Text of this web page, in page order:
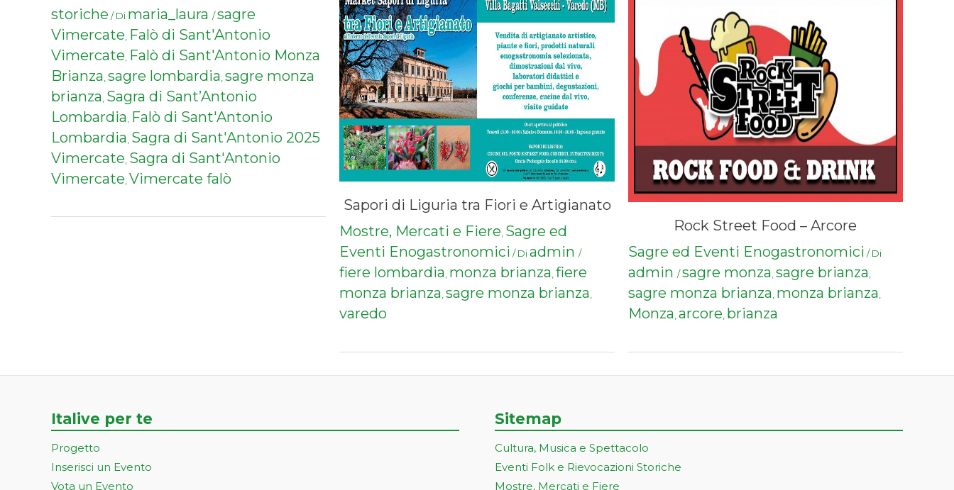
storiche / Di maria_laura / sagre
Vimercate Falò di Sant'Antonio
Vimercate Falò di Sant'Antonio Monza
Brianza sagre lombardia sagre monza
brianza Sagra di Sant’Antonio
Lombardia Falò di Sant'Antonio
Lombardia Sagra di Sant'Antonio 2025
Vimercate Sagra di Sant'Antonio
Vimercate Vimercate falò
Sapori di Liguria tra Fiori e Artigianato
Mostre, Mercati e Fiere, Sagre ed
Eventi Enogastronomici / Diadmin /
fiere lombardia, monza brianza,fiere
monza brianza,sagre monza brianza,
varedo
Rock Street Food – Arcore
Sagre ed Eventi Enogastronomici / Di
admin / sagre monza, sagre brianza,
sagre monza brianza, monza brianza,
Monza, arcore, brianza
Italive per te
Progetto
Inserisci un Evento
Vota un Evento
Sitemap
Cultura, Musica e Spettacolo
Eventi Folk e Rievocazioni Storiche
Mostre, Mercati e Fiere